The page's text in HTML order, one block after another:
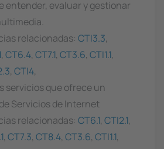
entender, evaluar y gestionar
relacionadas: CTI3.3,
, CT6.4, CT7.1, CT3.6, CTI1.1,
, CTI4,
servicios que ofrece un
Servicios de Internet
relacionadas: CT6.1, CTI2.1,
, CT7.3, CT8.4, CT3.6, CTI1.1,